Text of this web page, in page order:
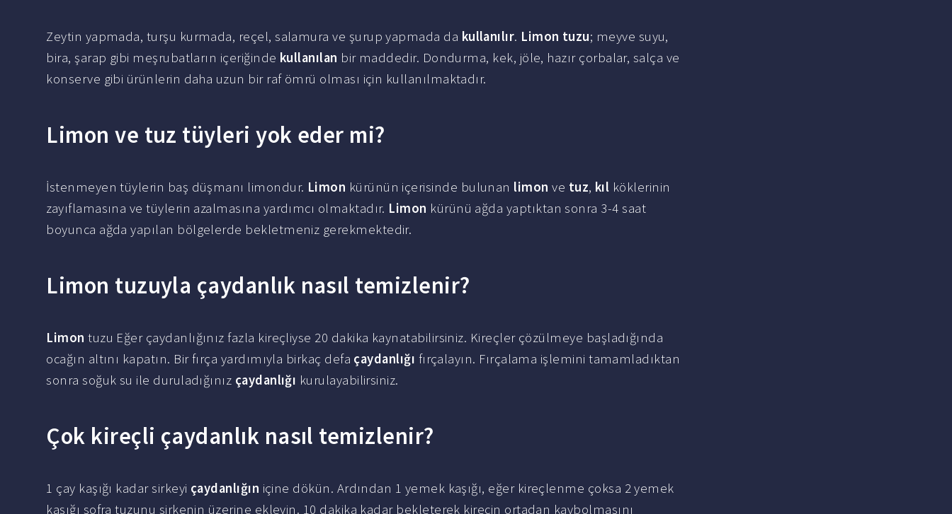
Zeytin yapmada, turşu kurmada, reçel, salamura ve şurup yapmada da kullanılır. Limon tuzu; meyve suyu,
bira, şarap gibi meşrubatların içeriğinde kullanılan bir maddedir. Dondurma, kek, jöle, hazır çorbalar, salça ve
konserve gibi ürünlerin daha uzun bir raf ömrü olması için kullanılmaktadır.
Limon ve tuz tüyleri yok eder mi?
İstenmeyen tüylerin baş düşmanı limondur. Limon kürünün içerisinde bulunan limon ve tuz, kıl köklerinin
zayıflamasına ve tüylerin azalmasına yardımcı olmaktadır. Limon kürünü ağda yaptıktan sonra 3-4 saat
boyunca ağda yapılan bölgelerde bekletmeniz gerekmektedir.
Limon tuzuyla çaydanlık nasıl temizlenir?
Limon tuzu Eğer çaydanlığınız fazla kireçliyse 20 dakika kaynatabilirsiniz. Kireçler çözülmeye başladığında
ocağın altını kapatın. Bir fırça yardımıyla birkaç defa çaydanlığı fırçalayın. Fırçalama işlemini tamamladıktan
sonra soğuk su ile duruladığınız çaydanlığı kurulayabilirsiniz.
Çok kireçli çaydanlık nasıl temizlenir?
1 çay kaşığı kadar sirkeyi çaydanlığın içine dökün. Ardından 1 yemek kaşığı, eğer kireçlenme çoksa 2 yemek
kaşığı sofra tuzunu sirkenin üzerine ekleyin. 10 dakika kadar bekleterek kirecin ortadan kaybolmasını